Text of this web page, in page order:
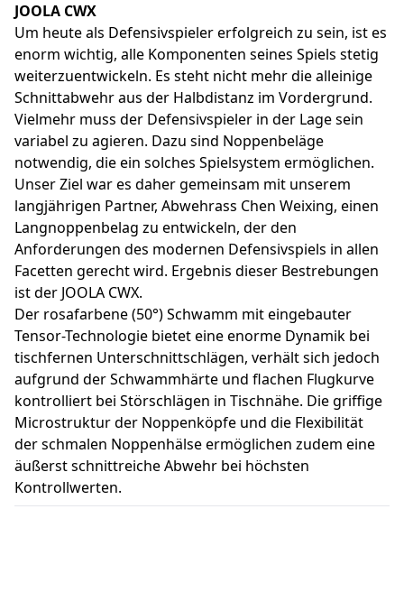
JOOLA CWX
Um heute als Defensivspieler erfolgreich zu sein, ist es
enorm wichtig, alle Komponenten seines Spiels stetig
weiterzuentwickeln. Es steht nicht mehr die alleinige
Schnittabwehr aus der Halbdistanz im Vordergrund.
Vielmehr muss der Defensivspieler in der Lage sein
variabel zu agieren. Dazu sind Noppenbeläge
notwendig, die ein solches Spielsystem ermöglichen.
Unser Ziel war es daher gemeinsam mit unserem
langjährigen Partner, Abwehrass Chen Weixing, einen
Langnoppenbelag zu entwickeln, der den
Anforderungen des modernen Defensivspiels in allen
Facetten gerecht wird. Ergebnis dieser Bestrebungen
ist der JOOLA CWX.
Der rosafarbene (50°) Schwamm mit eingebauter
Tensor-Technologie bietet eine enorme Dynamik bei
tischfernen Unterschnittschlägen, verhält sich jedoch
aufgrund der Schwammhärte und flachen Flugkurve
kontrolliert bei Störschlägen in Tischnähe. Die griffige
Microstruktur der Noppenköpfe und die Flexibilität
der schmalen Noppenhälse ermöglichen zudem eine
äußerst schnittreiche Abwehr bei höchsten
Kontrollwerten.